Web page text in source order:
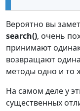
Вероятно вы
search(), очень
принимают
возвращают
методы одно и то
На самом деле у
существенных